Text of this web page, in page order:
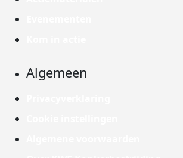
Algemeen